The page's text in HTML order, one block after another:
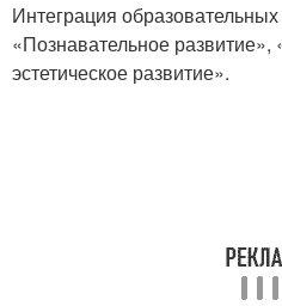
Интеграция
«Познавательное
эстетическое развитие».